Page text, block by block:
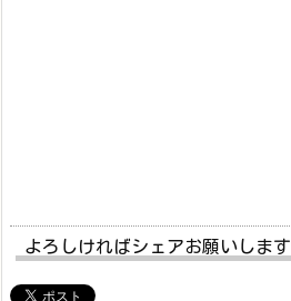
よろしければシェアお願いします